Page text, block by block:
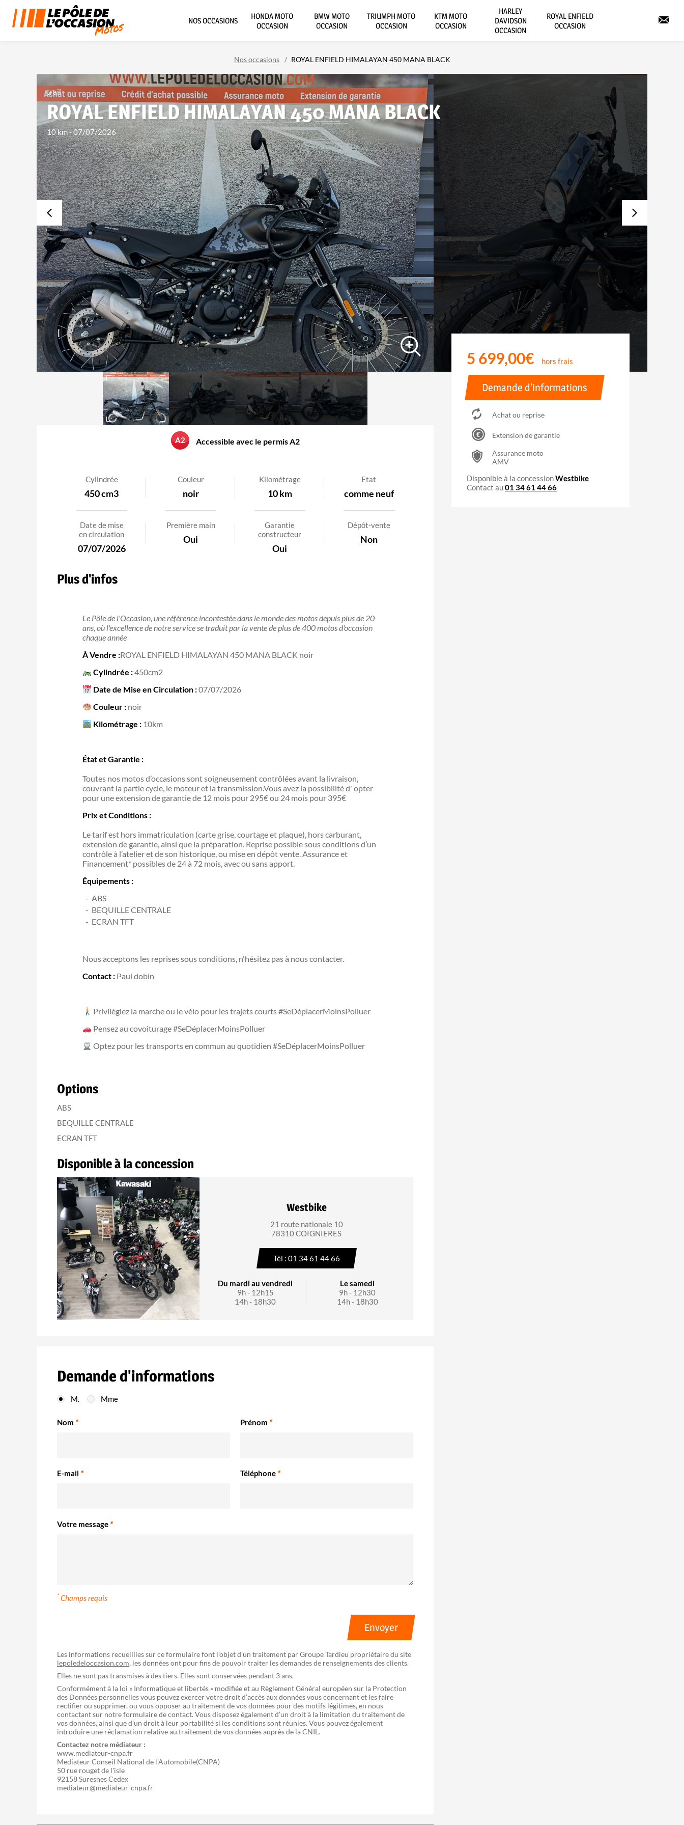
NOS OCCASIONS
HONDA MOTO
OCCASION
BMW MOTO
OCCASION
TRIUMPH MOTO
OCCASION
KTM MOTO
OCCASION
HARLEY
DAVIDSON
OCCASION
ROYAL ENFIELD
OCCASION
Nos occasions ROYAL ENFIELD HIMALAYAN 450 MANA BLACK
trail
ROYAL ENFIELD HIMALAYAN 450 MANA BLACK
10 km-07/07/2026
5 699,00€ hors frais
Demande d'informations
Achat ou reprise
Extension de garantie
Assurance moto
AMV
Disponible à la concessionWestbike
Contact au01 34 61 44 66
A2 Accessible avec le permis A2
Cylindrée
450 cm3
Couleur
noir
Kilométrage
10 km
Etat
comme neuf
Date de mise
en circulation
07/07/2026
Première main
Oui
Garantie
constructeur
Oui
Dépôt-vente
Non
Plus d'infos
Le Pôle de l'Occasion, une référence incontestée dans le monde des motos depuis plus de 20
ans, où l'excellence de notre service se traduit par la vente de plus de 400 motos d'occasion
chaque année
À Vendre :ROYAL ENFIELD HIMALAYAN 450 MANA BLACK noir
Cylindrée :450cm2
Date de Mise en Circulation :07/07/2026
Couleur : noir
Kilométrage : 10km
État et Garantie :
Toutes nos motos d’occasions sont soigneusement contrôlées avant la livraison,
couvrant la partie cycle, le moteur et la transmission.Vous avez la possibilité d' opter
pour une extension de garantie de 12 mois pour 295€ ou 24 mois pour 395€
Prix et Conditions :
Le tarif est hors immatriculation (carte grise, courtage et plaque), hors carburant,
extension de garantie, ainsi que la préparation. Reprise possible sous conditions d’un
contrôle à l’atelier et de son historique, ou mise en dépôt vente. Assurance et
Financement* possibles de 24 à 72 mois, avec ou sans apport.
Équipements :
ABS
BEQUILLE CENTRALE
ECRAN TFT
Nous acceptons les reprises sous conditions, n'hésitez pas à nous contacter.
Contact : Paul dobin
Privilégiez la marche ou le vélo pour les trajets courts #SeDéplacerMoinsPolluer
Pensez au covoiturage #SeDéplacerMoinsPolluer
Optez pour les transports en commun au quotidien #SeDéplacerMoinsPolluer
Options
ABS
BEQUILLE CENTRALE
ECRAN TFT
Disponible à la concession
Westbike
21 route nationale 10
78310 COIGNIERES
Tél : 01 34 61 44 66
Du mardi au vendredi
9h - 12h15
14h - 18h30
Le samedi
9h - 12h30
14h - 18h30
Demande d'informations
M. Mme
Nom * Prénom *
E-mail * Téléphone *
Votre message *
* Champs requis
Envoyer
Les informations recueillies sur ce formulaire font l’objet d’un traitement par Groupe Tardieu propriétaire du site
lepoledeloccasion.com, les données ont pour fins de pouvoir traiter les demandes de renseignements des clients.
Elles ne sont pas transmises à des tiers. Elles sont conservées pendant 3 ans.
Conformément à la loi « Informatique et libertés » modifiée et au Règlement Général européen sur la Protection
des Données personnelles vous pouvez exercer votre droit d’accès aux données vous concernant et les faire
rectifier ou supprimer, ou vous opposer au traitement de vos données pour des motifs légitimes, en nous
contactant sur notre formulaire de contact. Vous disposez également d’un droit à la limitation du traitement de
vos données, ainsi que d’un droit à leur portabilité si les conditions sont réunies. Vous pouvez également
introduire une réclamation relative au traitement de vos données auprès de la CNIL.
Contactez notre médiateur :
www.mediateur-cnpa.fr
Mediateur Conseil National de l'Automobile(CNPA)
50 rue rouget de l'isle
92158 Suresnes Cedex
mediateur@mediateur-cnpa.fr